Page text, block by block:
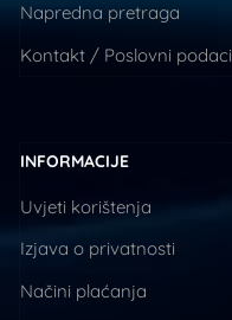
Napredna pretraga
Kontakt / Poslovni podaci
INFORMACIJE
Uvjeti korištenja
Izjava o privatnosti
Načini plaćanja